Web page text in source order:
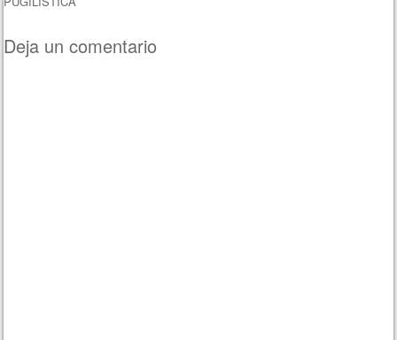
Deja un comentario